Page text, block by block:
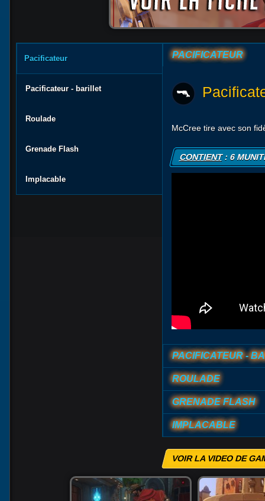
Pacificateur
Pacificateur - barillet
Roulade
Grenade Flash
Implacable
PACIFICATEUR
McCree tire avec son
CONTIENT: 6
PACIFICATEUR -
ROULADE
GRENADE FLASH
IMPLACABLE
VOIR LA VIDEO DE